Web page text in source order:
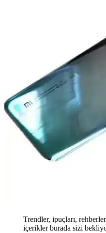
Trendler, ipuçları,
içerikler burada sizi